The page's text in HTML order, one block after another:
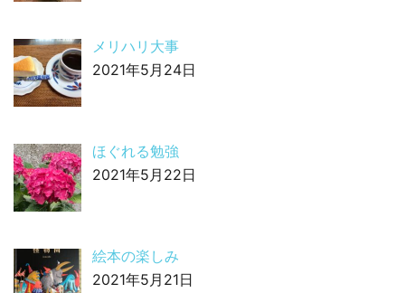
メリハリ大事
2021年5月24日
ほぐれる勉強
2021年5月22日
絵本の楽しみ
2021年5月21日